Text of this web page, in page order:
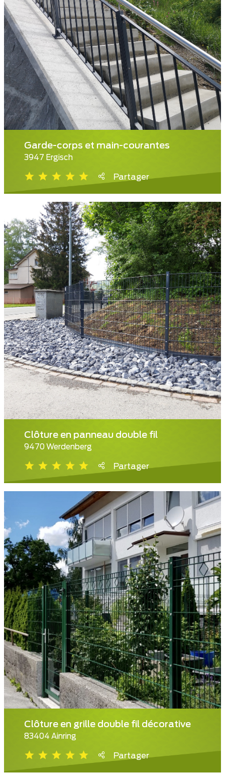
Garde-corps et main-courantes
3947 Ergisch
Partager
Clôture en panneau double fil
9470 Werdenberg
Partager
Clôture en grille double fil décorative
83404 Ainring
Partager